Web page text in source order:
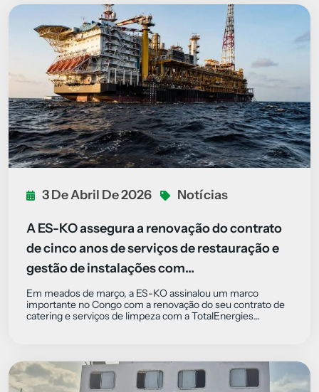
3 De Abril De 2026 Notícias
A ES-KO assegura a renovação do contrato
de cinco anos de serviços de restauração e
gestão de instalações com…
Em meados de março, a ES-KO assinalou um marco
importante no Congo com a renovação do seu contrato de
catering e serviços de limpeza com a TotalEnergies…